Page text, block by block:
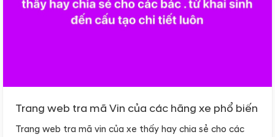
Trang web tra mã Vin của các hãng xe phổ biến
Trang web tra mã vin của xe thấy hay chia sẻ cho các